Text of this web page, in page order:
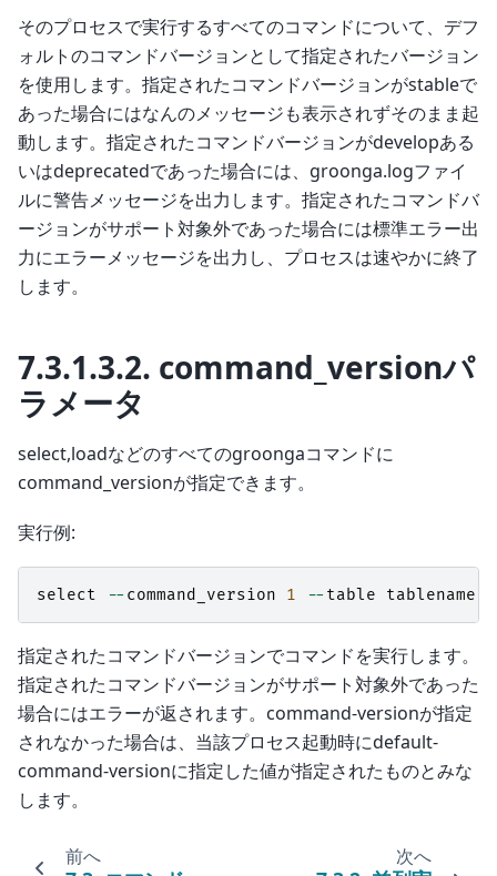
そのプロセスで実行するすべてのコマンドについて、デフ
ォルトのコマンドバージョンとして指定されたバージョン
を使用します。指定されたコマンドバージョンがstableで
あった場合にはなんのメッセージも表示されずそのまま起
動します。指定されたコマンドバージョンがdevelopある
いはdeprecatedであった場合には、groonga.logファイ
ルに警告メッセージを出力します。指定されたコマンドバ
ージョンがサポート対象外であった場合には標準エラー出
力にエラーメッセージを出力し、プロセスは速やかに終了
します。
7.3.1.3.2. command_versionパ
ラメータ
select,loadなどのすべてのgroongaコマンドに
command_versionが指定できます。
実行例:
select -- command_version 1 -- table tablename
指定されたコマンドバージョンでコマンドを実行します。
指定されたコマンドバージョンがサポート対象外であった
場合にはエラーが返されます。command-versionが指定
されなかった場合は、当該プロセス起動時にdefault-
command-versionに指定した値が指定されたものとみな
します。
前へ 次へ